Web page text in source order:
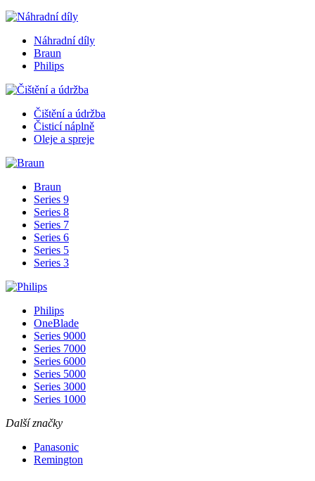
Náhradní díly
Braun
Philips
Čištění a údržba
Čisticí náplně
Oleje a spreje
Braun
Series 9
Series 8
Series 7
Series 6
Series 5
Series 3
Philips
OneBlade
Series 9000
Series 7000
Series 6000
Series 5000
Series 3000
Series 1000
Další značky
Panasonic
Remington